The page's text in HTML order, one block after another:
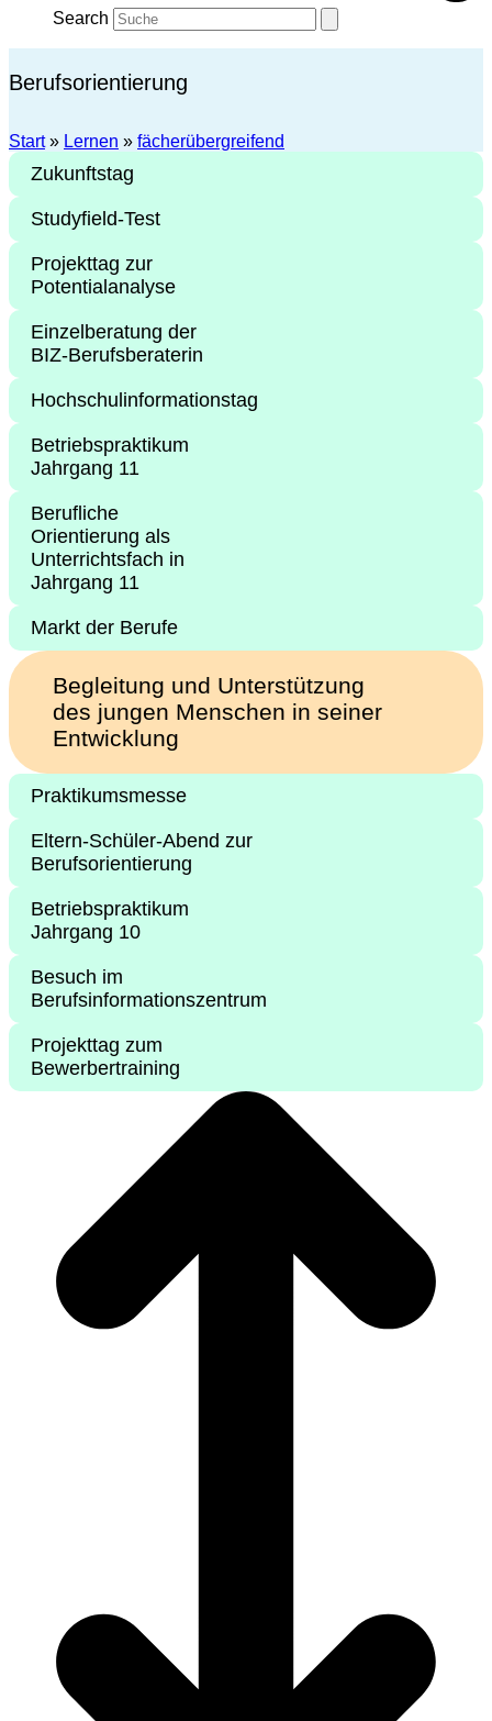
Search
Berufsorientierung
Start» Lernen » fächerübergreifend
Zukunftstag
Studyfield-Test
Projekttag zur
Potentialanalyse
Einzelberatung der
BIZ-Berufsberaterin
Hochschulinformationstag
Betriebspraktikum
Jahrgang 11
Berufliche
Orientierung als
Unterrichtsfach in
Jahrgang 11
Markt der Berufe
Begleitung und Unterstützung
des jungen Menschen in seiner
Entwicklung
Praktikumsmesse
Eltern-Schüler-Abend zur
Berufsorientierung
Betriebspraktikum
Jahrgang 10
Besuch im
Berufsinformationszentrum
Projekttag zum
Bewerbertraining